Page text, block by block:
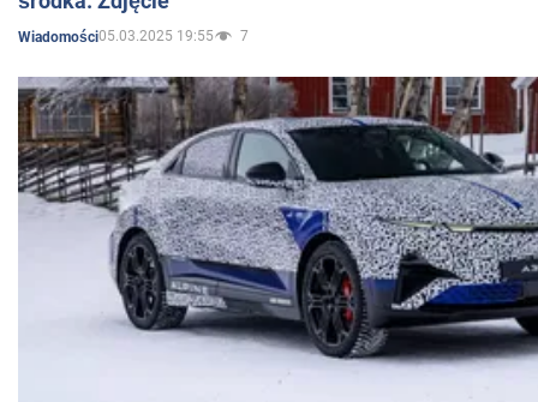
Wiadomości05.03.2025 19:55 7